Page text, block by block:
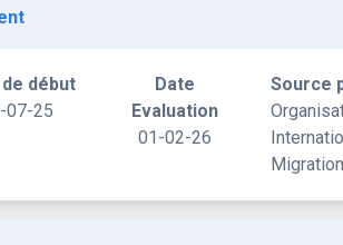
début
07-25
Date
Evaluation
01-02-26
Source